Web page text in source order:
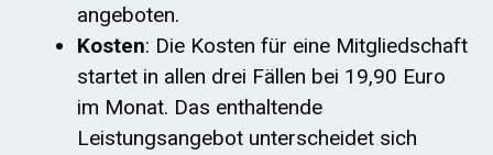
angeboten.
Kosten: Die Kosten für eine Mitgliedschaft
startet in allen drei Fällen bei 19,90 Euro
im Monat. Das enthaltende
Leistungsangebot unterscheidet sich